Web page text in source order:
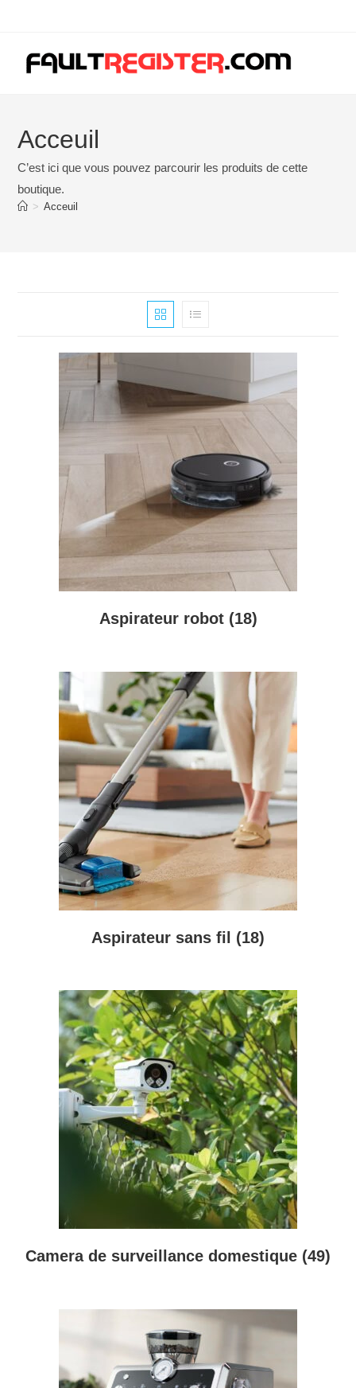
Acceuil
C’est ici que vous pouvez parcourir les produits de cette
boutique.
> Acceuil
Aspirateur robot (18)
Aspirateur sans fil (18)
Camera de surveillance domestique (49)